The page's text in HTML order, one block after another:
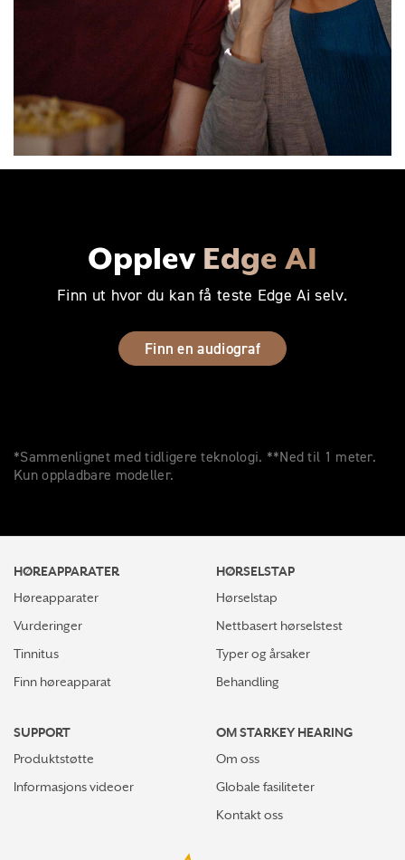
Opplev Edge AI
Finn ut hvor du kan få teste Edge Ai selv.
Finn en audiograf
*Sammenlignet med tidligere teknologi. **Ned til 1 meter.
Kun oppladbare modeller.
HØREAPPARATER
Høreapparater
Vurderinger
Tinnitus
Finn høreapparat
HØRSELSTAP
Hørselstap
Nettbasert hørselstest
Typer og årsaker
Behandling
SUPPORT
Produktstøtte
Informasjons videoer
OM STARKEY HEARING
Om oss
Globale fasiliteter
Kontakt oss